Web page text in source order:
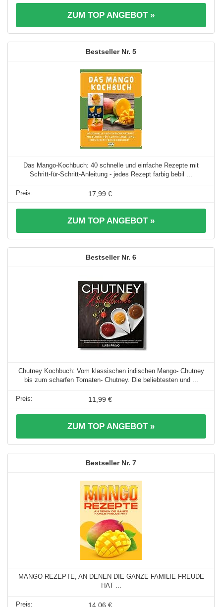
ZUM TOP ANGEBOT »
5
Das Mango-Kochbuch: 40 schnelle und einfache Rezepte mit
Schritt-für-Schritt-Anleitung - jedes Rezept farbig bebil ...
17,99 €
ZUM TOP ANGEBOT »
6
Chutney Kochbuch: Vom klassischen indischen Mango- Chutney
bis zum scharfen Tomaten- Chutney. Die beliebtesten und ...
11,99 €
ZUM TOP ANGEBOT »
7
MANGO-REZEPTE, AN DENEN DIE GANZE FAMILIE FREUDE
HAT ...
14,06 €